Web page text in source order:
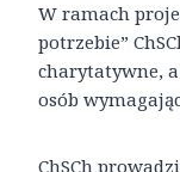
W ramach
potrzebie”
charytatywne,
osób
ChSCh